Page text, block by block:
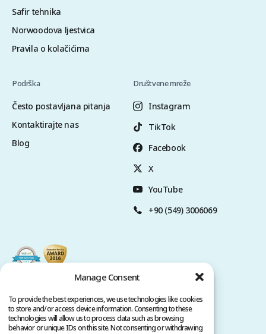
Manage Consent
To provide the best experiences, we use technologies like cookies
to store and/or access device information. Consenting to these
technologies will allow us to process data such as browsing
behavior or unique IDs on this site. Not consenting or withdrawing
Safir tehnika
Norwoodova ljestvica
Pravila o kolačićima
Podrška
Često postavljana pitanja
Kontaktirajte nas
Blog
Društvene mreže
Instagram
TikTok
Facebook
X
YouTube
+90 (549) 3006069